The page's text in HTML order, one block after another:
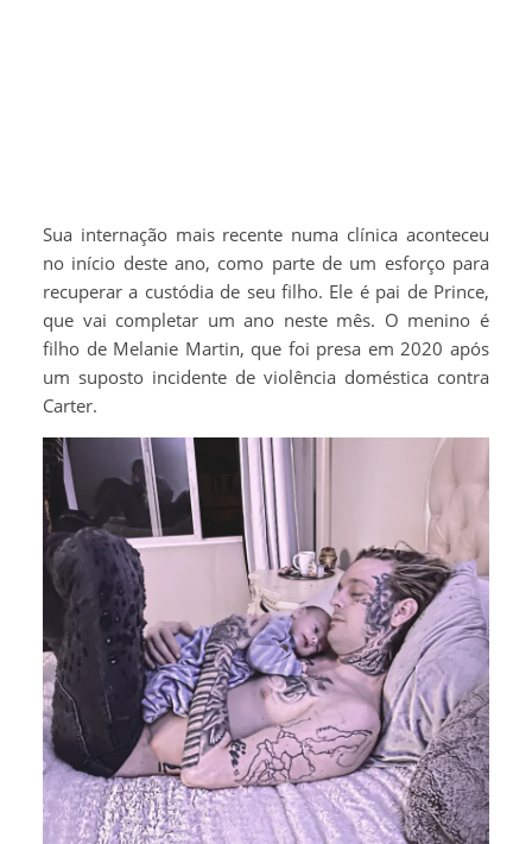
Sua internação mais recente numa clínica aconteceu
no início deste ano, como parte de um esforço para
recuperar a custódia de seu filho. Ele é pai de Prince,
que vai completar um ano neste mês. O menino é
filho de Melanie Martin, que foi presa em 2020 após
um suposto incidente de violência doméstica contra
Carter.